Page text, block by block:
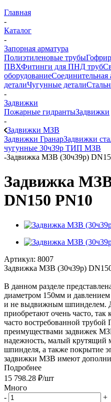
Главная
-
Каталог
-
Запорная арматура
Полиэтиленовые трубы
ПВХФитинги для ПНД труб
оборудованиеСоединительная
деталиЧугунные детали
-
Задвижки
Пожарные гидрантыЗадвижки
-
Задвижки МЗВ
Задвижки ГранарЗадвижки
чугунные 30ч39р ТИП МЗВ
-Задвижка МЗВ (30ч39р)
Задвижка
DN150 PN10
Артикул: 8007
Задвижка МЗВ (30ч39р)
В данном разделе
диаметром 150мм и
и не выдвижным шпинделем.
приобретают очень часто, так
часто востребованной
преимуществами задвижек
надежность, малый крутящий
шпинделя, а также покрытие
задвижки МЗВ имеют
Подробнее
15 798.28 ₽/шт
Много
-
+